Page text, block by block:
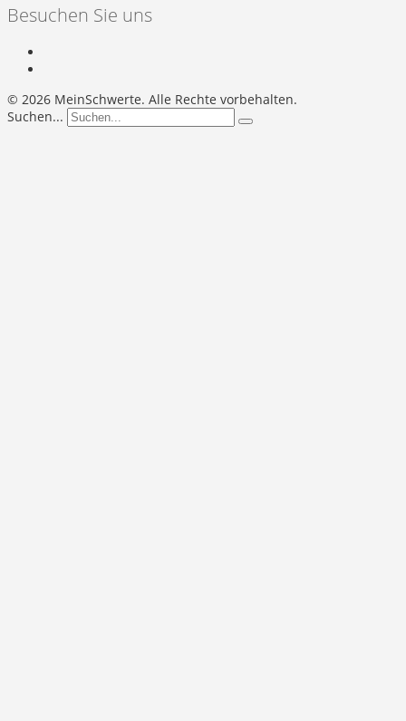
Besuchen Sie uns
© 2026 MeinSchwerte. Alle Rechte vorbehalten.
Suchen...